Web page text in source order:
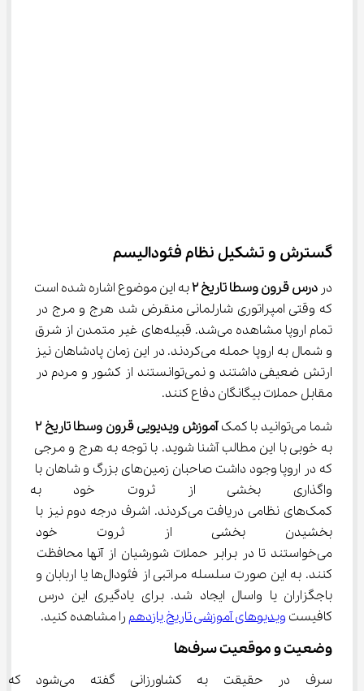
گسترش و تشکیل نظام فئودالیسم
در درس قرون وسطا تاریخ ۲ به این موضوع اشاره شده است
که وقتی امپراتوری شارلمانی منقرض شد هرج و مرج در
تمام اروپا مشاهده می‌شد. قبیله‌های غیر متمدن از شرق
و شمال به اروپا حمله می‌کردند. در این زمان پادشاهان نیز
ارتش ضعیفی داشتند و نمی‌توانستند از کشور و مردم در
مقابل حملات بیگانگان دفاع کنند.
شما می‌توانید با کمک
آموزش ویدیویی قرون وسطا تاریخ ۲
به خوبی با این مطالب آشنا شوید. با توجه به هرج و مرجی
که در اروپا وجود داشت صاحبان زمین‌های بزرگ و شاهان با
واگذاری بخشی از ثروت خود به
کمک‌های نظامی دریافت می‌کردند. اشرف درجه دوم نیز با
بخشیدن بخشی از ثروت خود به
می‌خواستند تا در برابر حملات شورشیان از آنها محافظت
کنند. به این صورت سلسله مراتبی از فئودال‌ها یا اربابان و
باجگزاران یا واسال ایجاد شد. برای یادگیری این درس
کافیست ویدیوهای آموزشی تاریخ یازدهم را مشاهده کنید.
وضعیت و موقعیت سرف‌ها
سرف در حقیقت به کشاورزانی